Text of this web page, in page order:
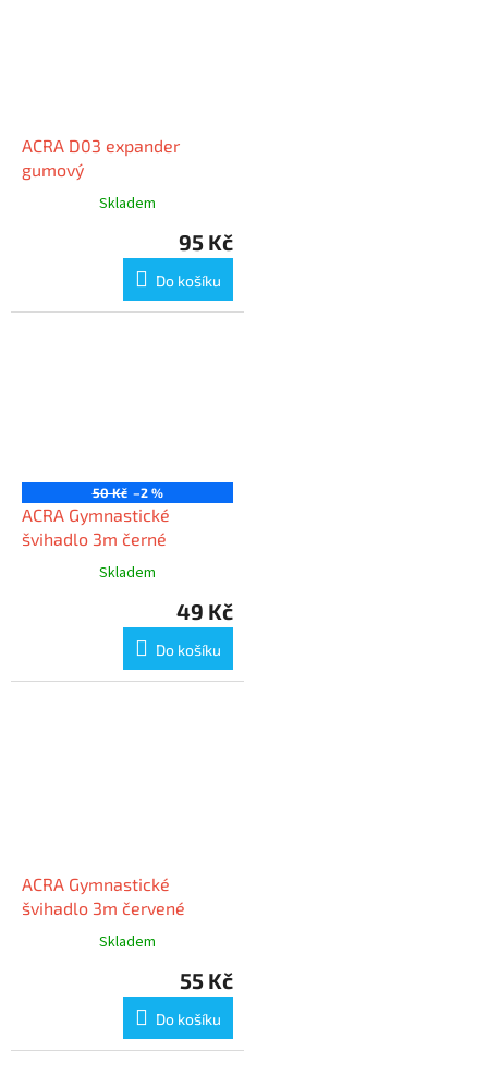
ACRA D03 expander
gumový
Skladem
95 Kč
Do košíku
50 Kč –2 %
ACRA Gymnastické
švihadlo 3m černé
Skladem
49 Kč
Do košíku
ACRA Gymnastické
švihadlo 3m červené
Skladem
55 Kč
Do košíku